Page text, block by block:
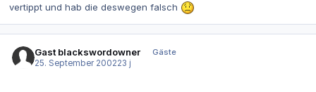
vertippt und hab die deswegen falsch
Gast blackswordowner
Gäste
25. September 200223 j